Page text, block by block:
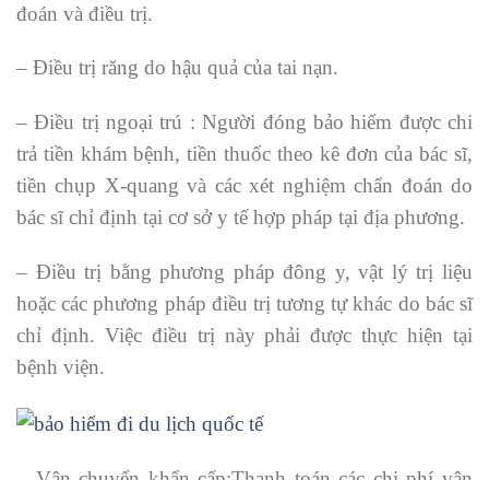
đoán và điều trị.
– Điều trị răng do hậu quả của tai nạn.
– Điều trị ngoại trú : Người đóng bảo hiểm được chi
trả tiền khám bệnh, tiền thuốc theo kê đơn của bác sĩ,
tiền chụp X-quang và các xét nghiệm chẩn đoán do
bác sĩ chỉ định tại cơ sở y tế hợp pháp tại địa phương.
– Điều trị bằng phương pháp đông y, vật lý trị liệu
hoặc các phương pháp điều trị tương tự khác do bác sĩ
chỉ định. Việc điều trị này phải được thực hiện tại
bệnh viện.